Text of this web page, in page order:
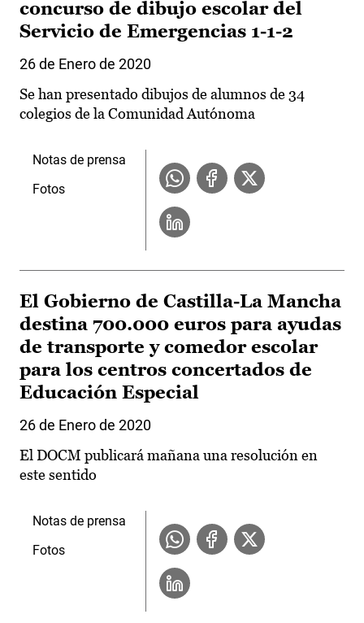
concurso de dibujo escolar del
Servicio de Emergencias 1-1-2
26 de Enero de 2020
Se han presentado dibujos de alumnos de 34
colegios de la Comunidad Autónoma
Notas de prensa
Fotos
El Gobierno de Castilla-La Mancha
destina 700.000 euros para ayudas
de transporte y comedor escolar
para los centros concertados de
Educación Especial
26 de Enero de 2020
El DOCM publicará mañana una resolución en
este sentido
Notas de prensa
Fotos